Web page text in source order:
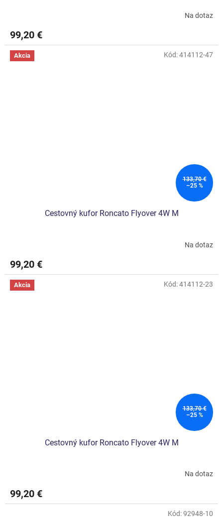
Na dotaz
99,20 €
Akcia
133,70 €
–25 %
Cestovný kufor Roncato Flyover 4W M
Na dotaz
99,20 €
Kód:414112-47
Akcia
133,70 €
–25 %
Cestovný kufor Roncato Flyover 4W M
Na dotaz
99,20 €
Kód:414112-23
Kód:92948-10